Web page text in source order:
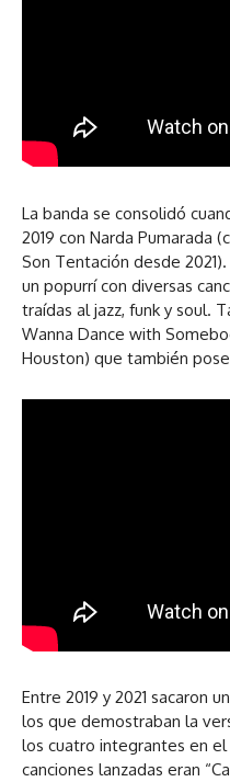
La banda se consolidó
2019 con Narda Pumarada
Son Tentación desde 2021).
un popurrí con diversas
traídas al jazz, funk y soul.
Wanna Dance with
Houston) que también
Entre 2019 y 2021 sacaron
los que demostraban la
los cuatro integrantes en
canciones lanzadas eran